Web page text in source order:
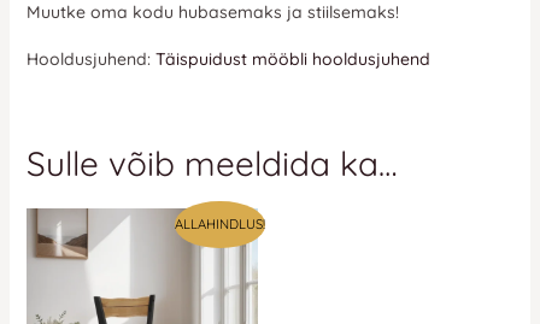
Muutke oma kodu hubasemaks ja stiilsemaks!
Hooldusjuhend: Täispuidust mööbli hooldusjuhend
Sulle võib meeldida ka…
ALLAHINDLUS!